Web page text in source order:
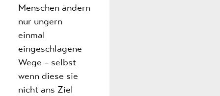
Menschen ändern
nur ungern
einmal
eingeschlagene
Wege – selbst
wenn diese sie
nicht ans Ziel